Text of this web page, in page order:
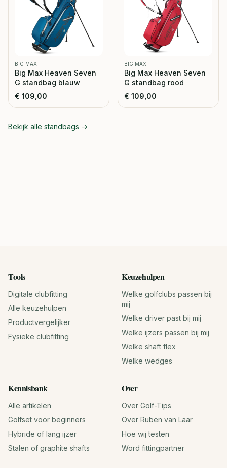
BIG MAX
Big Max Heaven Seven
G standbag blauw
€ 109,00
BIG MAX
Big Max Heaven Seven
G standbag rood
€ 109,00
Bekijk alle standbags →
Tools
Digitale clubfitting
Alle keuzehulpen
Productvergelijker
Fysieke clubfitting
Keuzehulpen
Welke golfclubs passen bij
mij
Welke driver past bij mij
Welke ijzers passen bij mij
Welke shaft flex
Welke wedges
Kennisbank
Alle artikelen
Golfset voor beginners
Hybride of lang ijzer
Stalen of graphite shafts
Over
Over Golf-Tips
Over Ruben van Laar
Hoe wij testen
Word fittingpartner